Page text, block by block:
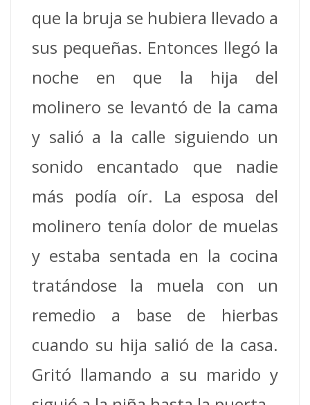
que la bruja se hubiera llevado a
sus pequeñas. Entonces llegó la
noche en que la hija del
molinero se levantó de la cama
y salió a la calle siguiendo un
sonido encantado que nadie
más podía oír.
La esposa del
molinero tenía dolor de muelas
y estaba sentada en la cocina
tratándose la muela con un
remedio a base de hierbas
cuando su hija salió de la casa.
Gritó llamando a su marido y